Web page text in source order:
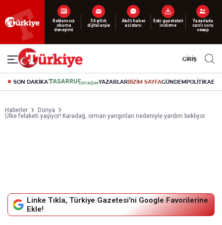
Yeni nesil dijital
abonelik 19 TL’den başlayan fiyatlarla.
GİRİŞ
SON DAKİKA YAZARLARBİZİM SAYFAGÜNDEMPOLİTİKA
Haberler
Dünya
Ülke felaketi yaşıyor! Karadağ, orman yangınları nedeniyle yardım bekliyor
Linke Tıkla, Türkiye Gazetesi'ni Google Favorilerine
Ekle!